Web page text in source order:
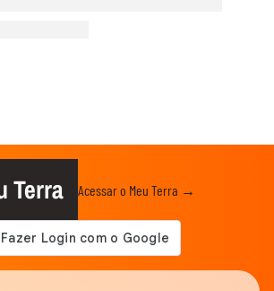
Terra Acessar o Meu Terra →